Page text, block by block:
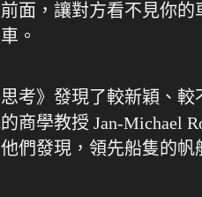
面，讓對方看不見你
。
考》發現了較新穎、
商學教授 Jan-Michael
們發現，領先船隻的